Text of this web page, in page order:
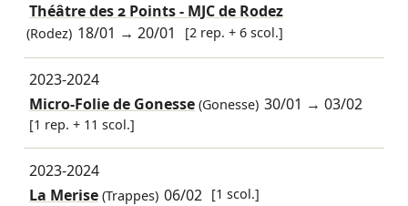
Théâtre des 2 Points - MJC de Rodez
(Rodez) 18/01 →20/01 [2 rep. + 6 scol.]
2023-2024
Micro-Folie de Gonesse(Gonesse) 30/01 →03/02
[1 rep. + 11 scol.]
2023-2024
La Merise(Trappes) 06/02 [1 scol.]